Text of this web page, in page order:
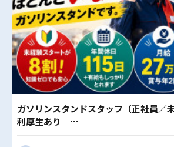
ガソリンスタンドスタッフ（正社員／
利厚生あり …